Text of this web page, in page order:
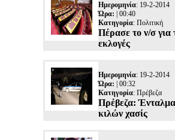
Ημερομηνία: 19-2-2014
Ώρα:
| 00:40
Κατηγορία:Πολιτική
Πέρασε το ν/σ για
εκλογές
Ημερομηνία: 19-2-2014
Ώρα:
| 00:32
Κατηγορία:Πρέβεζα
Πρέβεζα: Ένταλμα
κιλών χασίς